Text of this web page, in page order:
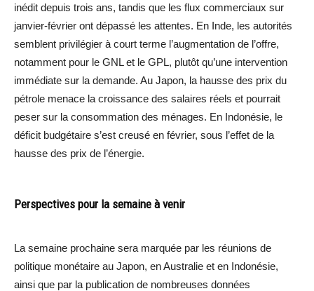
inédit depuis trois ans, tandis que les flux commerciaux sur
janvier-février ont dépassé les attentes. En Inde, les autorités
semblent privilégier à court terme l’augmentation de l’offre,
notamment pour le GNL et le GPL, plutôt qu’une intervention
immédiate sur la demande. Au Japon, la hausse des prix du
pétrole menace la croissance des salaires réels et pourrait
peser sur la consommation des ménages. En Indonésie, le
déficit budgétaire s’est creusé en février, sous l’effet de la
hausse des prix de l’énergie.
Perspectives pour la semaine à venir
La semaine prochaine sera marquée par les réunions de
politique monétaire au Japon, en Australie et en Indonésie,
ainsi que par la publication de nombreuses données